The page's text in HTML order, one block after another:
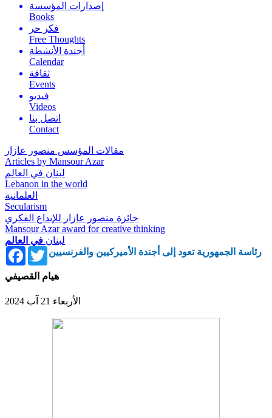
إصدارات المؤسسة
Books
فكر حر
Free Thoughts
أجندة الأنشطة
Calendar
ثقافة
Events
فيديو
Videos
اتصل بنا
Contact
مقالات المؤسس منصور عازار
Articles by Mansour Azar
لبنان في العالم
Lebanon in the world
العلمانية
Secularism
جائزة منصور عازار للإبداع الفكري
Mansour Azar award for creative thinking
لبنان في العالم
FacebookTwitter
رئاسة الجمهورية تعود إلى أجندة الأميركيين والفرنسيين
هيام القصيفي
الأربعاء 21 آب 2024